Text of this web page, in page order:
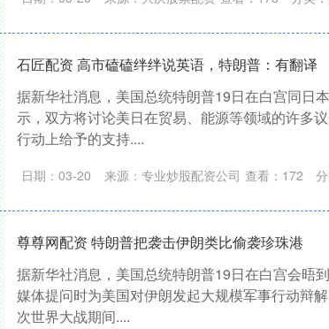
石匠配资 高市磕磕绊绊说英语，特朗普：有翻译
据新华社消息，美国总统特朗普19日在白宫同日
示，双方将讨论美日在贸易、能源等领域的许多
行动上给予的支持....
日期：03-20 来源：专业炒股配资公司 查看： 172
尊尊网配资 特朗普把袭击伊朗类比偷袭珍珠港
据新华社消息，美国总统特朗普19日在白宫会晤
媒体提问时为美国对伊朗发起大规模军事行动辩
次世界大战期间....